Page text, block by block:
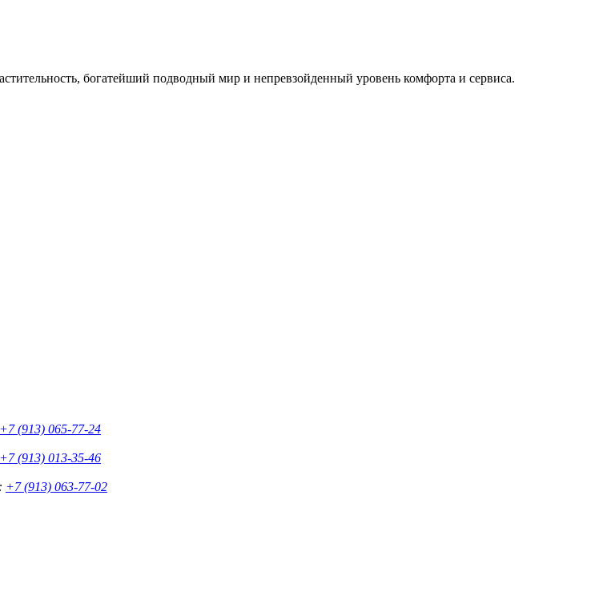
богатейший подводный мир и непревзойденный уровень комфорта и сервиса.
+7 (913) 065-77-24
+7 (913) 013-35-46
+7 (913) 063-77-02